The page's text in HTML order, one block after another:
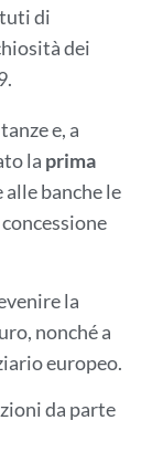
di
dei
e, a
la prima
banche le
la
nonché a
europeo.
da parte